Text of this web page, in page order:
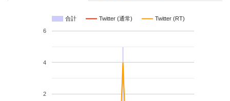
合計 Twitter (通常) Twitter (RT)
2
4
6